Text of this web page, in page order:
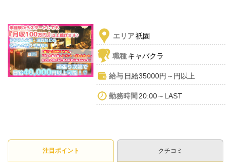
エリア祇園
職種キャバクラ
給与 日給35000円～円以上
勤務時間 20:00～LAST
注目ポイント クチコミ